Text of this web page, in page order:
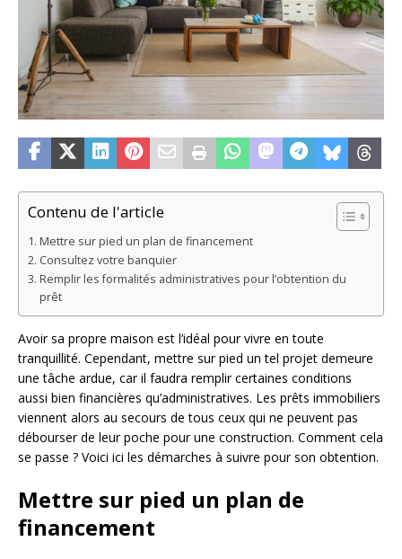
Contenu de l'article
Mettre sur pied un plan de financement
Consultez votre banquier
Remplir les formalités administratives pour l’obtention du
prêt
Avoir sa propre maison est l’idéal pour vivre en toute
tranquillité. Cependant, mettre sur pied un tel projet demeure
une tâche ardue, car il faudra remplir certaines conditions
aussi bien financières qu’administratives. Les prêts immobiliers
viennent alors au secours de tous ceux qui ne peuvent pas
débourser de leur poche pour une construction. Comment cela
se passe ? Voici ici les démarches à suivre pour son obtention.
Mettre sur pied un plan de
financement